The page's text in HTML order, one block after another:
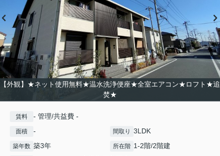
【外観】★ネット使用無料★温水洗浄便座★全室エアコン★ロフト★追
焚★
賃料 - 管理/共益費 -
面積 - 間取り 3LDK
築年数 築3年 所在階 1-2階/2階建